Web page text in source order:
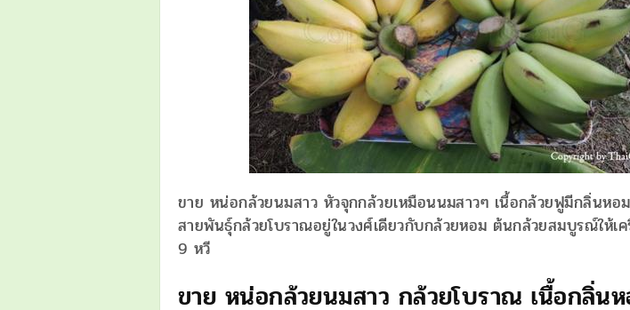
ขาย หน่อกล้วยนมสาว หัวจุกกล้วยเหมือนนมสาวๆ เนื้อกล้วยฟูมีกลิ่นหอ
สายพันธุ์กล้วยโบราณอยู่ในวงศ์เดียวกับกล้วยหอม ต้นกล้วยสมบูรณ์ให้เ
9 หวี
ขาย หน่อกล้วยนมสาว กล้วยโบราณ เนื้อกลิ่น